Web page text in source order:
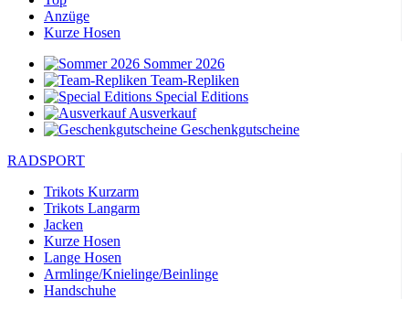
Anzüge
Kurze Hosen
Sommer 2026
Team-Repliken
Special Editions
Ausverkauf
Geschenkgutscheine
RADSPORT
Trikots Kurzarm
Trikots Langarm
Jacken
Kurze Hosen
Lange Hosen
Armlinge/Knielinge/Beinlinge
Handschuhe